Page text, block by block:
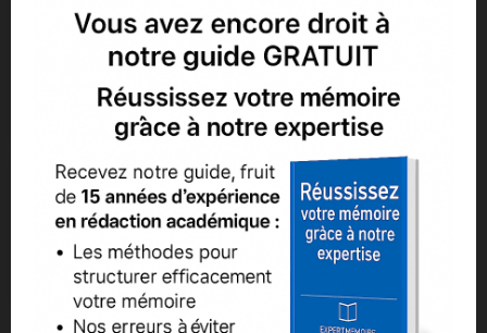
Exemple de
mémoire de Master
"Assurances"
Exemple de thèse
de doctorat en
sciences de
Gestion
Exemple de
mémoire de Droit